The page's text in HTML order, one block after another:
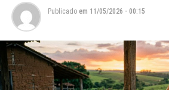
Publicado em 11/05/2026 - 00:15